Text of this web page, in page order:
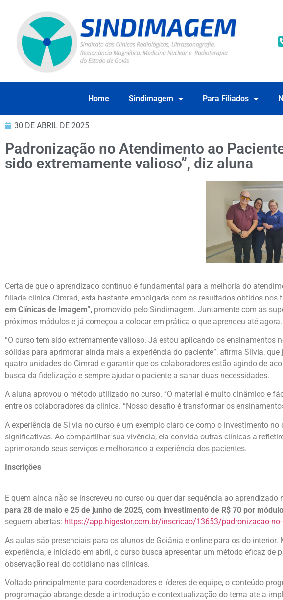
Home Sindimagem Para Filiados
30 DE ABRIL DE 2025
Padronização no Atendimento ao
sido extremamente valioso”, diz aluna
Certa de que o aprendizado contínuo é fundamental para a melhoria do
filiada clínica Cimrad, está bastante empolgada com os resultados obtidos nos
em Clínicas de Imagem”, promovido pelo Sindimagem. Juntamente com as
próximos módulos e já começou a colocar em prática o que aprendeu até agora.
“O curso tem sido extremamente valioso. Já estou aplicando os ensinamentos
sólidas para aprimorar ainda mais a experiência do paciente”, afirma Sílvia,
quatro unidades do Cimrad e garantir que os colaboradores estão agindo de
busca da fidelização e sempre ajudar o paciente a sanar duas necessidades.
A aluna aprovou o método utilizado no curso. “O material é muito dinâmico e
entre os colaboradores da clínica. “Nosso desafio é transformar os
A experiência de Sílvia no curso é um exemplo claro de como o investimento
significativas. Ao compartilhar sua vivência, ela convida outras clínicas a
aprimorando seus serviços e melhorando a experiência dos pacientes.
Inscrições
E quem ainda não se inscreveu no curso ou quer dar sequência ao
para 28 de maio e 25 de junho de 2025, com investimento de R$ 70 por
seguem abertas: https://app.higestor.com.br/inscricao/13653/padronizacao-
As aulas são presenciais para os alunos de Goiânia e online para os do
experiência, e iniciado em abril, o curso busca apresentar um método eficaz
observação real do cotidiano nas clínicas.
Voltado principalmente para coordenadores e líderes de equipe, o conteúdo
programação abrange desde a introdução e contextualização do tema até a